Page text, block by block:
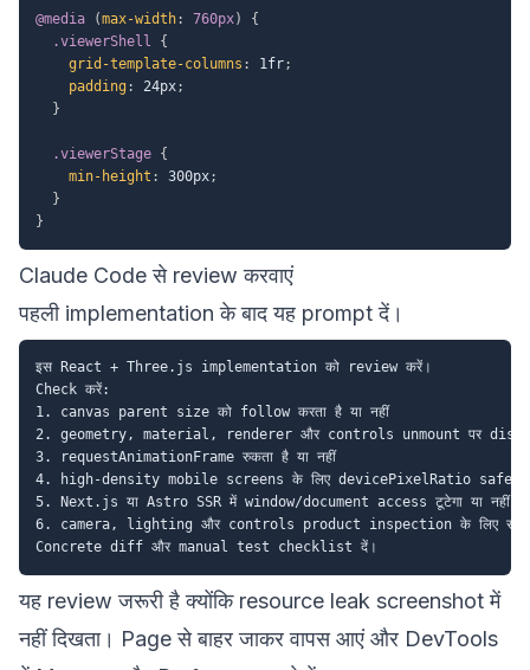
@media (max-width: 760px)
{
.viewerShell
{
grid-template-columns : 1fr;
padding: 24px;
}
.viewerStage {
min-height : 300px;
}
}
Claude Code से review करवाएं
पहली implementation के बाद यह prompt दें।
इस React + Three.js implementation को review करें।
Check करें:
1. canvas parent size को follow करता है या नहीं
2. geometry, material, renderer और controls unmount पर
3. requestAnimationFrame रुकता है या नहीं
4. high-density mobile screens के लिए devicePixelRatio safe है
5. Next.js या Astro SSR में window/document access टूटेगा या नहीं
6. camera, lighting और controls product inspection के लिए सही
यह review जरूरी है क्योंकि resource leak screenshot में
नहीं दिखता। Page से बाहर जाकर वापस आएं और DevTools